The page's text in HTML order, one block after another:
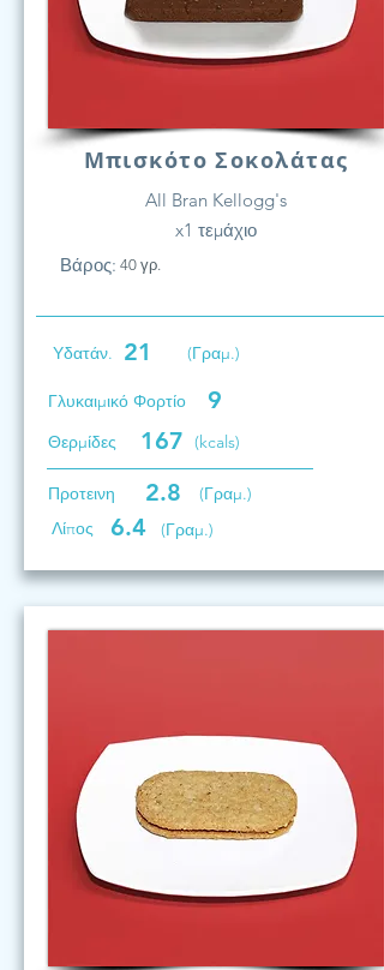
Μπισκότο Σοκολάτας
All Bran Kellogg's
x1 τεμάχιο
Βάρος: 40 γρ.
Υδατάν. 21 (Γραμ.)
Γλυκαιμικό Φορτίο 9
Θερμίδες 167 (kcals)
Προτεινη 2.8
(Γραμ.)
Λίπος
6.4 (Γραμ.)